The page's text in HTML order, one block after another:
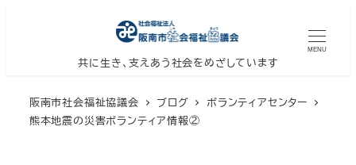
共に生き、支えあう社会をめざしています
MENU
阪南市社会福祉協議会 ブログ
ボランティアセンター
熊本地震の災害ボランティア情報②